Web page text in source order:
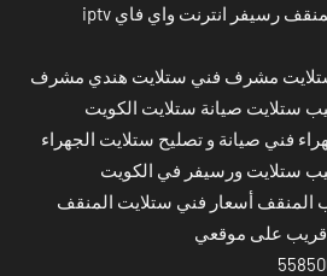
فني ستلايت مركزي المنقف رسيفر انترنت واي فاي iptv
مشرف فني ستلايت هندي مشرف
ستلايت صيانة ستلايت الكويت
فني صيانة و تصليح ستلايت الجهراء
ستلايت ورسيفر في الكويت
المنقف أسعار فني ستلايت المنقف
قريب على موقعي